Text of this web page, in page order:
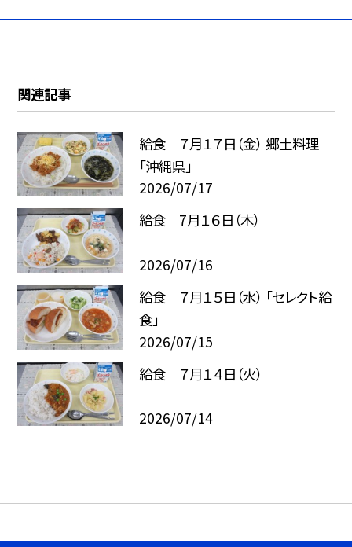
関連記事
給食 ７月１７日（金） 郷土料理
「沖縄県」
2026/07/17
給食 7月１６日（木）
2026/07/16
給食 ７月１５日（水） 「セレクト給
食」
2026/07/15
給食 ７月１４日（火）
2026/07/14